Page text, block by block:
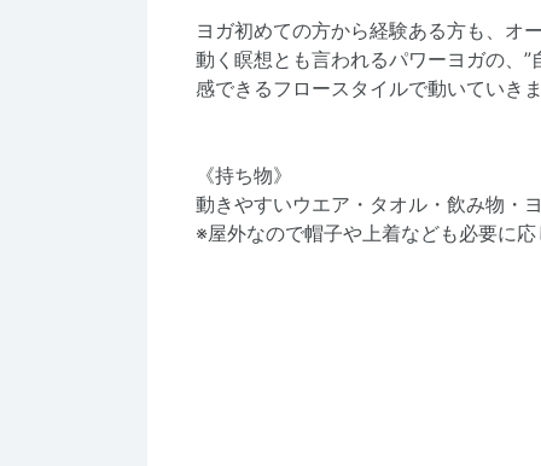
ヨガ初めての方から経験ある方も、オ
動く瞑想とも言われるパワーヨガの、
感できるフロースタイルで動いていき
《持ち物》
動きやすいウエア・タオル・飲み物・
※屋外なので帽子や上着なども必要に